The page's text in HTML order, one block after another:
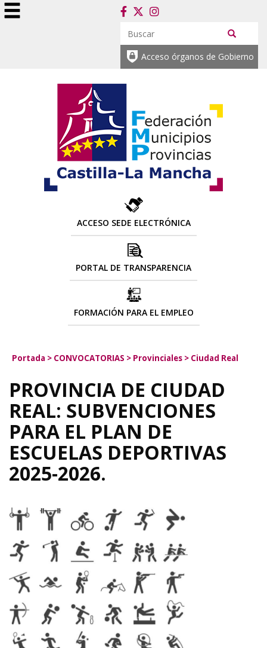
Acceso órganos de Gobierno
ACCESO SEDE ELECTRÓNICA
PORTAL DE TRANSPARENCIA
FORMACIÓN PARA EL EMPLEO
Portada > CONVOCATORIAS > Provinciales > Ciudad Real
PROVINCIA DE CIUDAD
REAL: SUBVENCIONES
PARA EL PLAN DE
ESCUELAS DEPORTIVAS
2025-2026.